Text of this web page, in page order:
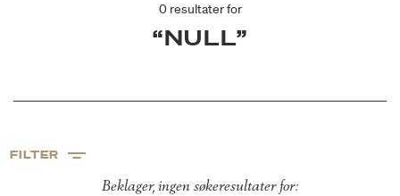
0 resultater for
“NULL”
FILTER
Beklager, ingen søkeresultater for: